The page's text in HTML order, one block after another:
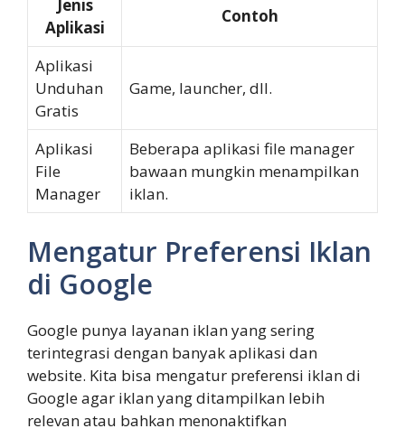
Jenis
Aplikasi
Contoh
Aplikasi
Unduhan
Gratis
Game, launcher, dll.
Aplikasi
File
Manager
Beberapa aplikasi file manager
bawaan mungkin menampilkan
iklan.
Mengatur Preferensi Iklan
di Google
Google punya layanan iklan yang sering
terintegrasi dengan banyak aplikasi dan
website. Kita bisa mengatur preferensi iklan di
Google agar iklan yang ditampilkan lebih
relevan atau bahkan menonaktifkan